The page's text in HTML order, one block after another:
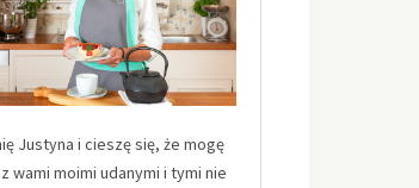
Justyna i cieszę się, że mogę
wami moimi udanymi i tymi nie